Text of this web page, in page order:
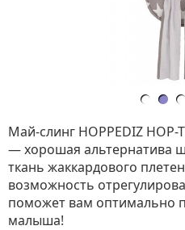
Май-слинг HOPPEDIZ HOP-
— хорошая альтернатива
ткань жаккардового
возможность
поможет вам оптимально
малыша!